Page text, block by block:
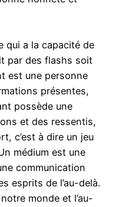
qui a la capacité de
par des flashs soit
est une personne
présentes,
possède une
et des ressentis,
c’est à dire un jeu
médium est une
communication
esprits de l’au-delà.
monde et l’au-